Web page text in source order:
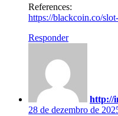
References:
https://blackcoin.co/
Responder
http://
28 de dezembro de